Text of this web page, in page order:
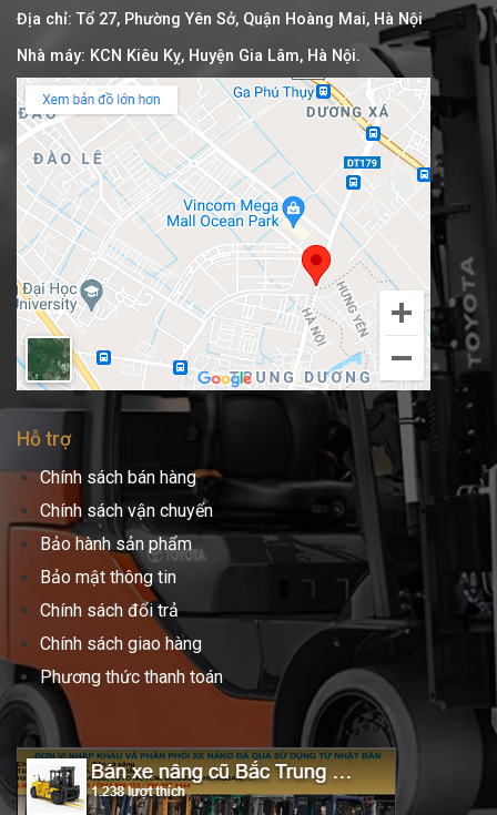
Địa chỉ: Tổ 27, Phường Yên Sở, Quận Hoàng Mai, Hà Nội
Nhà máy: KCN Kiêu Kỵ, Huyện Gia Lâm, Hà Nội.
Hỗ trợ
Chính sách bán hàng
Chính sách vận chuyển
Bảo hành sản phẩm
Bảo mật thông tin
Chính sách đổi trả
Chính sách giao hàng
Phương thức thanh toán